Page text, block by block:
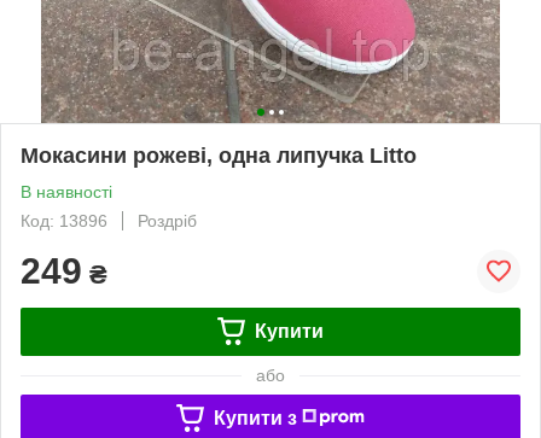
Мокасини рожеві, одна липучка Litto
В наявності
Код: 13896
Роздріб
249 ₴
Купити
або
Купити з